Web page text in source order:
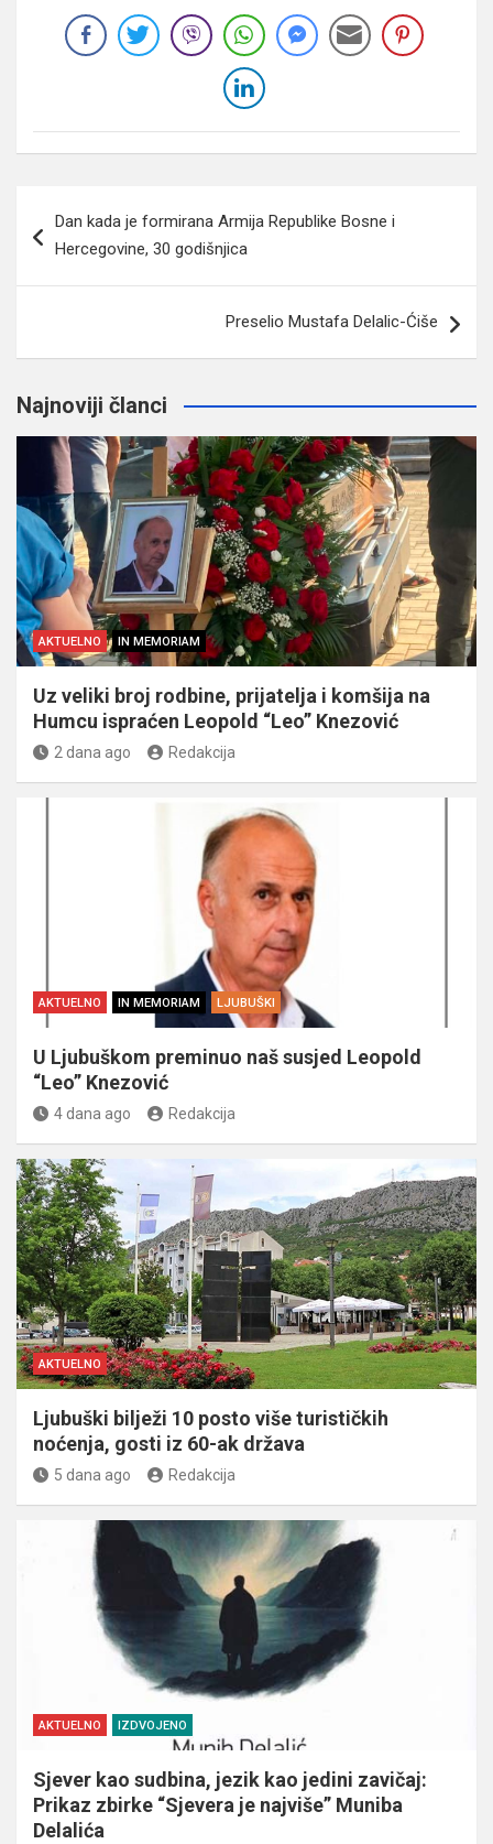
članaka
Dan kada je formirana Armija Republike Bosne i
Hercegovine, 30 godišnjica
Preselio Mustafa Delalic-Ćiše
Najnoviji članci
AKTUELNO IN MEMORIAM
Uz veliki broj rodbine, prijatelja i komšija na
Humcu ispraćen Leopold “Leo” Knezović
2 dana ago Redakcija
AKTUELNO IN MEMORIAM LJUBUŠKI
U Ljubuškom preminuo naš susjed Leopold
“Leo” Knezović
4 dana ago Redakcija
AKTUELNO
Ljubuški bilježi 10 posto više turističkih
noćenja, gosti iz 60-ak država
5 dana ago Redakcija
AKTUELNO IZDVOJENO
Sjever kao sudbina, jezik kao jedini zavičaj:
Prikaz zbirke “Sjevera je najviše” Muniba
Delalića